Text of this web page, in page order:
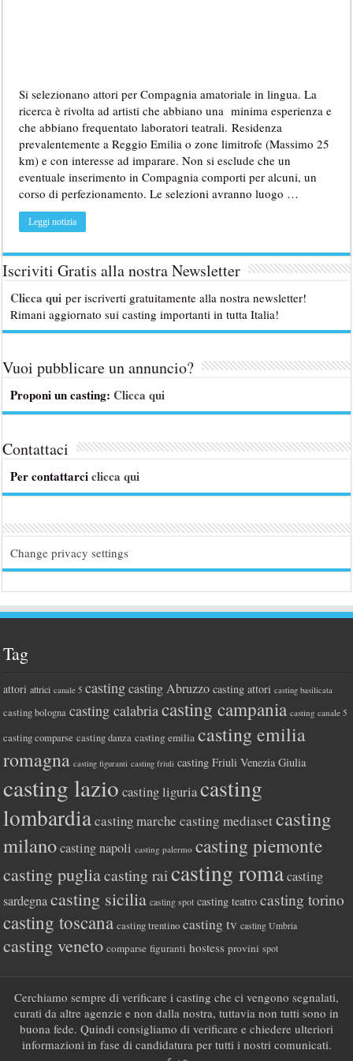
Si selezionano attori per Compagnia amatoriale in lingua. La
ricerca è rivolta ad artisti che abbiano una minima esperienza e
che abbiano frequentato laboratori teatrali. Residenza
prevalentemente a Reggio Emilia o zone limitrofe (Massimo 25
km) e con interesse ad imparare. Non si esclude che un
eventuale inserimento in Compagnia comporti per alcuni, un
corso di perfezionamento. Le selezioni avranno luogo …
Leggi notizia
Iscriviti Gratis alla nostra Newsletter
Clicca qui per iscriverti gratuitamente alla nostra newsletter!
Rimani aggiornato sui casting importanti in tutta Italia!
Vuoi pubblicare un annuncio?
Proponi un casting:Clicca qui
Contattaci
Per contattarciclicca qui
Change privacy settings
Tag
attori attrici canale 5 casting casting Abruzzo casting attori casting basilicata
casting bologna casting calabriacasting campania casting canale 5
casting comparse casting danza casting emilia casting emilia
romagna casting figuranti casting friuli casting Friuli Venezia Giulia
casting lazio casting liguriacasting
lombardiacasting marche casting mediasetcasting
milano casting napoli casting palermo casting piemonte
casting pugliacasting rai casting roma casting
sardegna casting sicilia casting spot casting teatro casting torino
casting toscana casting trentino casting tv casting Umbria
casting veneto comparse figuranti hostess provini spot
Cerchiamo sempre di verificare i casting che ci vengono segnalati,
curati da altre agenzie e non dalla nostra, tuttavia non tutti sono in
buona fede. Quindi consigliamo di verificare e chiedere ulteriori
informazioni in fase di candidatura per tutti i nostri comunicati.